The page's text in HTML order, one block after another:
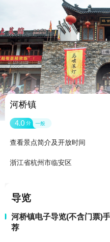
河桥镇
4.0 分 一般
查看景点简介及开放时间
浙江省杭州市临安区
导览
河桥镇电子导览(不含门票)
荐